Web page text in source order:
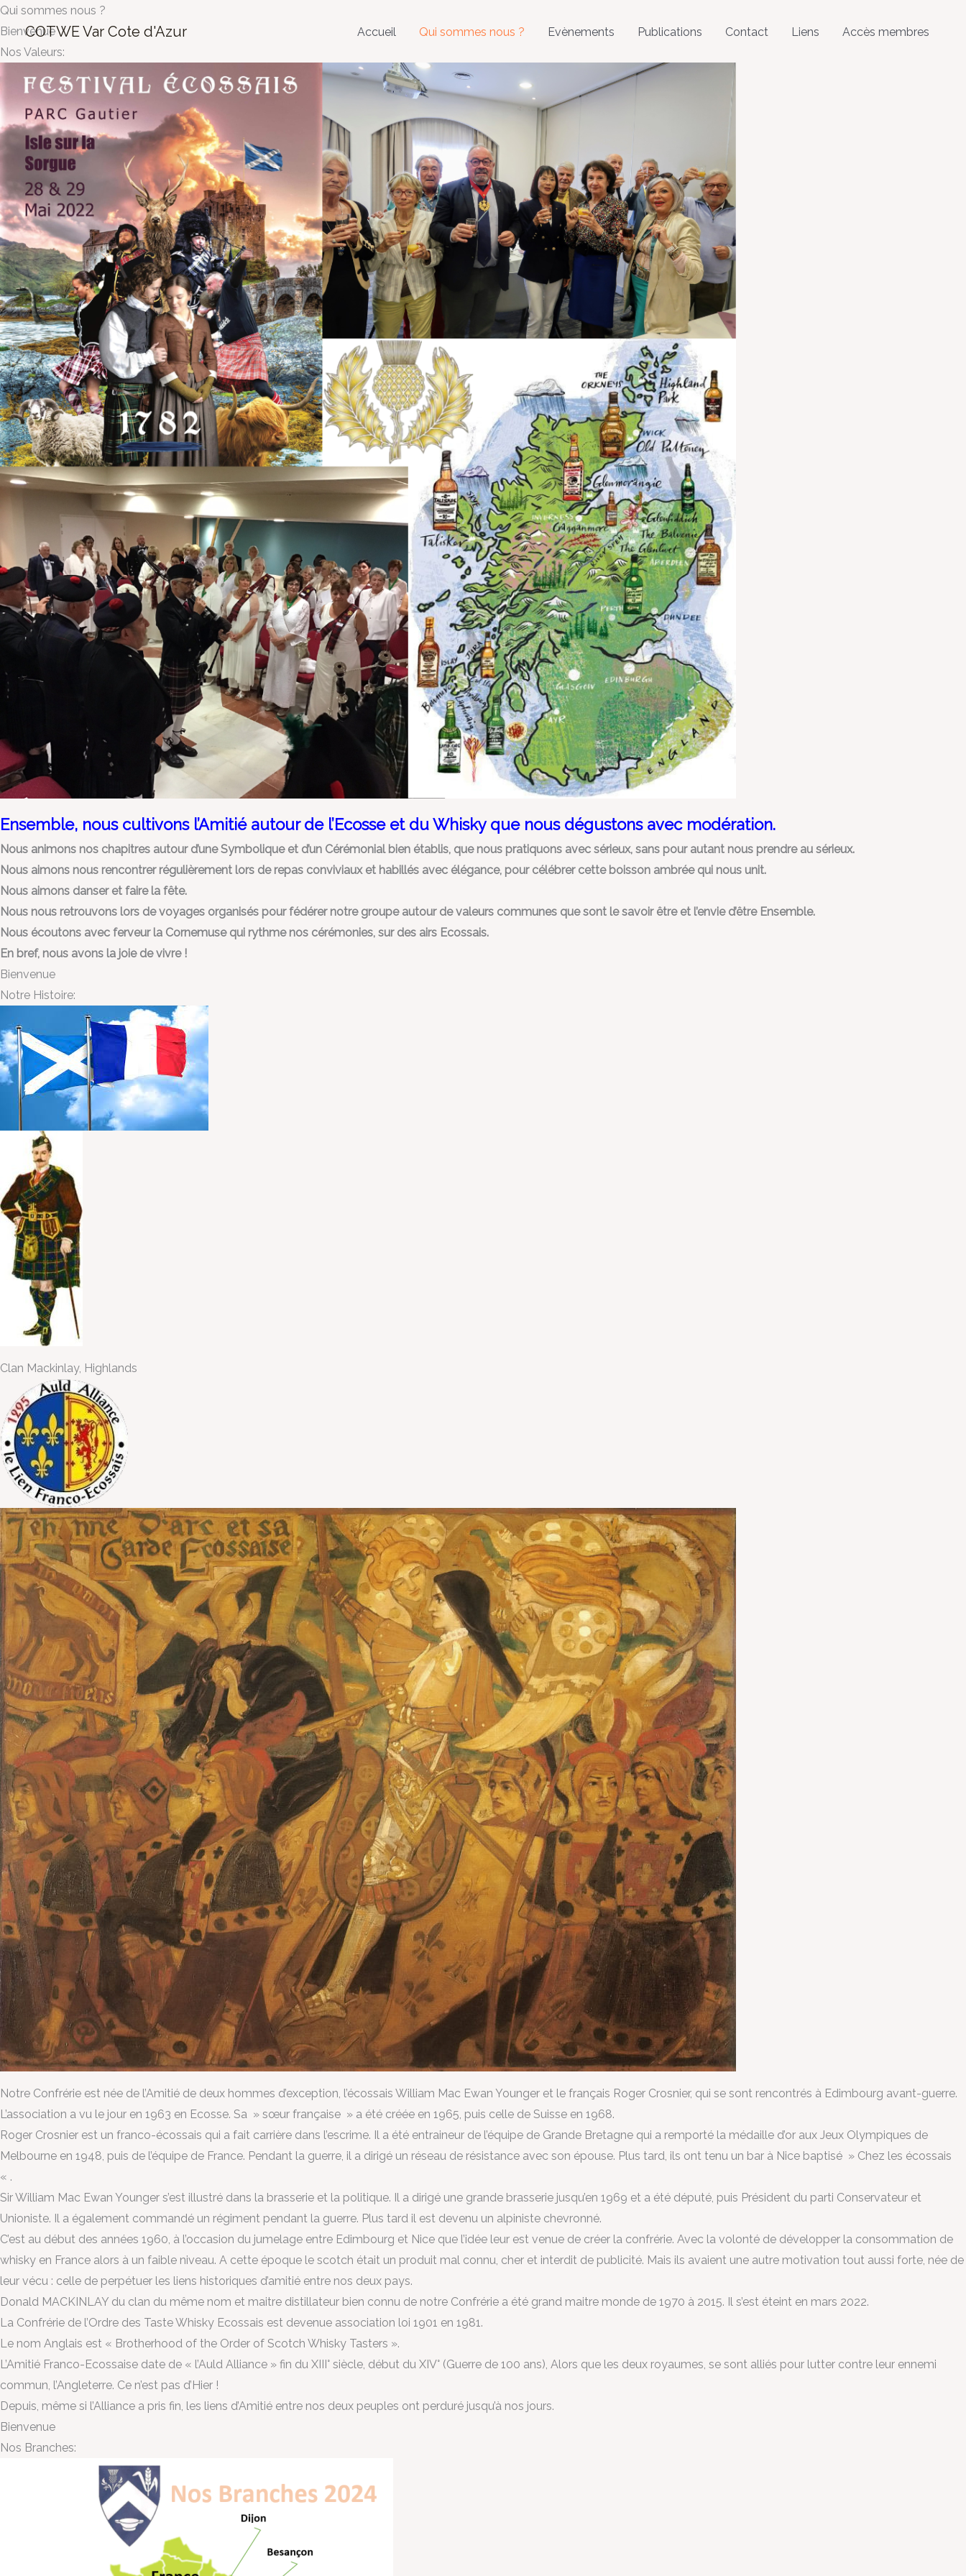
Aller
au
contenu
COTWE Var Cote d'Azur Accueil Qui sommes nous ? Evènements Publications Contact Liens Accès membres
Qui sommes nous ?
Bienvenue
Nos Valeurs:
Ensemble, nous cultivons l’Amitié autour de l’Ecosse et du Whisky que nous dégustons avec modération.
Nous animons nos chapitres autour d’une Symbolique et d’un Cérémonial bien établis, que nous pratiquons avec sérieux, sans pour autant nous prendre au sérieux.
Nous aimons nous rencontrer régulièrement lors de repas conviviaux et habillés avec élégance, pour célébrer cette boisson ambrée qui nous unit.
Nous aimons danser et faire la fête.
Nous nous retrouvons lors de voyages organisés pour fédérer notre groupe autour de valeurs communes que sont le savoir être et l’envie d’être Ensemble.
Nous écoutons avec ferveur la Cornemuse qui rythme nos cérémonies, sur des airs Ecossais.
En bref, nous avons la joie de vivre !
Bienvenue
Notre Histoire:
Clan Mackinlay, Highlands
Notre Confrérie est née de l’Amitié de deux hommes d’exception, l’écossais William Mac Ewan Younger et le français Roger Crosnier, qui se sont rencontrés à Edimbourg avant-guerre.
L’association a vu le jour en 1963 en Ecosse. Sa » sœur française » a été créée en 1965, puis celle de Suisse en 1968.
Roger Crosnier est un franco-écossais qui a fait carrière dans l’escrime. Il a été entraineur de l’équipe de Grande Bretagne qui a remporté la médaille d’or aux Jeux Olympiques de
Melbourne en 1948, puis de l’équipe de France. Pendant la guerre, il a dirigé un réseau de résistance avec son épouse. Plus tard, ils ont tenu un bar à Nice baptisé » Chez les écossais
« .
Sir William Mac Ewan Younger s’est illustré dans la brasserie et la politique. Il a dirigé une grande brasserie jusqu’en 1969 et a été député, puis Président du parti Conservateur et
Unioniste. Il a également commandé un régiment pendant la guerre. Plus tard il est devenu un alpiniste chevronné.
C’est au début des années 1960, à l’occasion du jumelage entre Edimbourg et Nice que l’idée leur est venue de créer la confrérie. Avec la volonté de développer la consommation de
whisky en France alors à un faible niveau. A cette époque le scotch était un produit mal connu, cher et interdit de publicité. Mais ils avaient une autre motivation tout aussi forte, née de
leur vécu : celle de perpétuer les liens historiques d’amitié entre nos deux pays.
Donald MACKINLAY du clan du même nom et maitre distillateur bien connu de notre Confrérie a été grand maitre monde de 1970 à 2015. Il s’est éteint en mars 2022.
La Confrérie de l’Ordre des Taste Whisky Ecossais est devenue association loi 1901 en 1981.
Le nom Anglais est « Brotherhood of the Order of Scotch Whisky Tasters ».
L’Amitié Franco-Ecossaise date de « l’Auld Alliance » fin du XIII° siècle, début du XIV° (Guerre de 100 ans), Alors que les deux royaumes, se sont alliés pour lutter contre leur ennemi
commun, l’Angleterre. Ce n’est pas d’Hier !
Depuis, même si l’Alliance a pris fin, les liens d’Amitié entre nos deux peuples ont perduré jusqu’à nos jours.
Bienvenue
Nos Branches: